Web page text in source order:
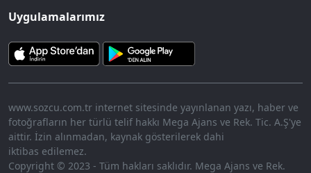
Uygulamalarımız
www.sozcu.com.tr internet sitesinde yayınlanan yazı, haber ve
fotoğrafların her türlü telif hakkı Mega Ajans ve Rek. Tic. A.Ş'ye
aittir. İzin alınmadan, kaynak gösterilerek dahi
iktibas edilemez.
Copyright © 2023 - Tüm hakları saklıdır. Mega Ajans ve Rek.